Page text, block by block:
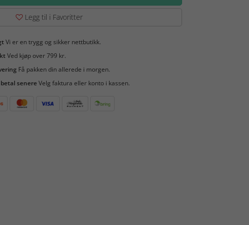
Legg til i Favoritter
Vi er en trygg og sikker nettbutikk.
Ved kjøp over 799 kr.
Få pakken din allerede i morgen.
senereVelg faktura eller konto i kassen.